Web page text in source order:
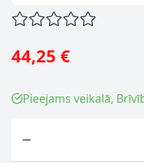
44,25 €
Pieejams veikalā,